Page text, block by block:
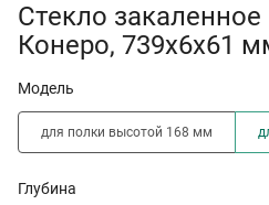
Стекло
Конеро, 739х6х61
Модель
для полки высотой 168 мм
Глубина